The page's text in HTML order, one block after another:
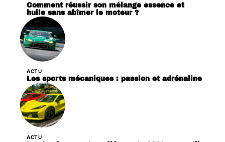
Comment réussir son mélange essence et
huile sans abîmer le moteur ?
ACTU
Les sports mécaniques : passion et adrénaline
ACTU